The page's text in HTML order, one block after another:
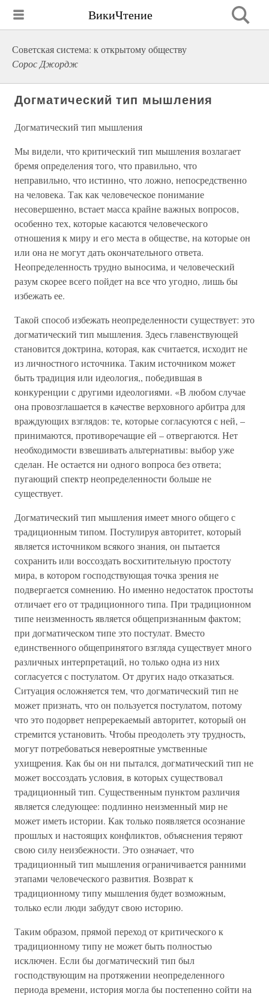
ВикиЧтение
Советская система: к открытому обществу
Сорос Джордж
Догматический тип мышления
Догматический тип мышления
Мы видели, что критический тип мышления возлагает
бремя определения того, что правильно, что
неправильно, что истинно, что ложно, непосредственно
на человека. Так как человеческое понимание
несовершенно, встает масса крайне важных вопросов,
особенно тех, которые касаются человеческого
отношения к миру и его места в обществе, на которые он
или она не могут дать окончательного ответа.
Неопределенность трудно выносима, и человеческий
разум скорее всего пойдет на все что угодно, лишь бы
избежать ее.
Такой способ избежать неопределенности существует: это
догматический тип мышления. Здесь главенствующей
становится доктрина, которая, как считается, исходит не
из личностного источника. Таким источником может
быть традиция или идеология,, победившая в
конкуренции с другими идеологиями. «В любом случае
она провозглашается в качестве верховного арбитра для
враждующих взглядов: те, которые согласуются с ней, –
принимаются, противоречащие ей – отвергаются. Нет
необходимости взвешивать альтернативы: выбор уже
сделан. Не остается ни одного вопроса без ответа;
пугающий спектр неопределенности больше не
существует.
Догматический тип мышления имеет много общего с
традиционным типом. Постулируя авторитет, который
является источником всякого знания, он пытается
сохранить или воссоздать восхитительную простоту
мира, в котором господствующая точка зрения не
подвергается сомнению. Но именно недостаток простоты
отличает его от традиционного типа. При традиционном
типе неизменность является общепризнанным фактом;
при догматическом типе это постулат. Вместо
единственного общепринятого взгляда существует много
различных интерпретаций, но только одна из них
согласуется с постулатом. От других надо отказаться.
Ситуация осложняется тем, что догматический тип не
может признать, что он пользуется постулатом, потому
что это подорвет непререкаемый авторитет, который он
стремится установить. Чтобы преодолеть эту трудность,
могут потребоваться невероятные умственные
ухищрения. Как бы он ни пытался, догматический тип не
может воссоздать условия, в которых существовал
традиционный тип. Существенным пунктом различия
является следующее: подлинно неизменный мир не
может иметь истории. Как только появляется осознание
прошлых и настоящих конфликтов, объяснения теряют
свою силу неизбежности. Это означает, что
традиционный тип мышления ограничивается ранними
этапами человеческого развития. Возврат к
традиционному типу мышления будет возможным,
только если люди забудут свою историю.
Таким образом, прямой переход от критического к
традиционному типу не может быть полностью
исключен. Если бы догматический тип был
господствующим на протяжении неопределенного
периода времени, история могла бы постепенно сойти на